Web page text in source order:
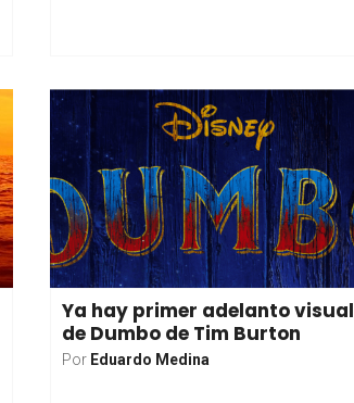
Ya hay primer adelanto visual
de Dumbo de Tim Burton
Por Eduardo Medina